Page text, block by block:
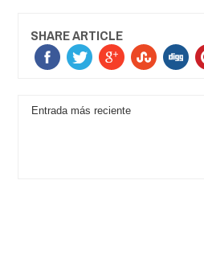
SHARE ARTICLE
Entrada más reciente